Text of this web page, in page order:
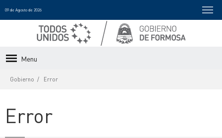
09 de Agosto de 2026
Menu
Gobierno Error
Error